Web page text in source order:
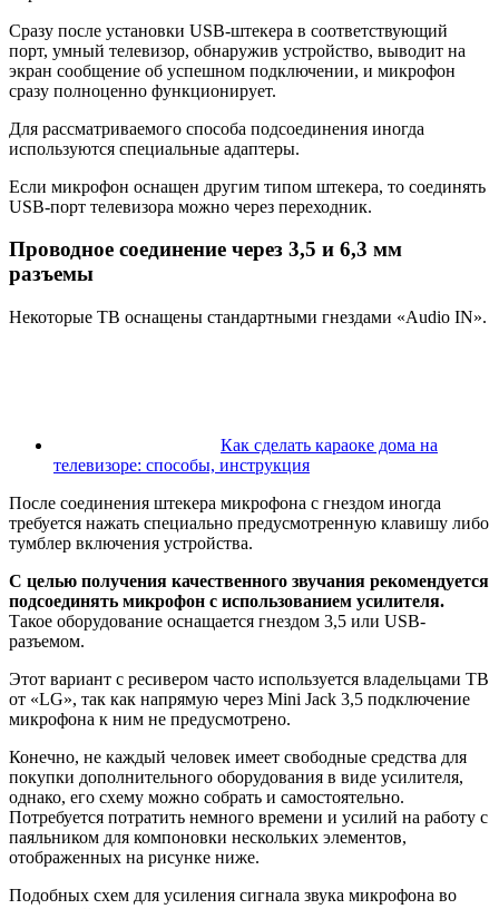
Сразу после установки USB-штекера в соответствующий
порт, умный телевизор, обнаружив устройство, выводит на
экран сообщение об успешном подключении, и микрофон
сразу полноценно функционирует.
Для рассматриваемого способа подсоединения иногда
используются специальные адаптеры.
Если микрофон оснащен другим типом штекера, то соединять
USB-порт телевизора можно через переходник.
Проводное соединение через 3,5 и 6,3 мм
разъемы
Некоторые ТВ оснащены стандартными гнездами «Audio IN».
Как сделать караоке дома на
телевизоре: способы, инструкция
После соединения штекера микрофона с гнездом иногда
требуется нажать специально предусмотренную клавишу либо
тумблер включения устройства.
С целью получения качественного звучания рекомендуется
подсоединять микрофон с использованием усилителя.
Такое оборудование оснащается гнездом 3,5 или USB-
разъемом.
Этот вариант с ресивером часто используется владельцами ТВ
от «LG», так как напрямую через Mini Jack 3,5 подключение
микрофона к ним не предусмотрено.
Конечно, не каждый человек имеет свободные средства для
покупки дополнительного оборудования в виде усилителя,
однако, его схему можно собрать и самостоятельно.
Потребуется потратить немного времени и усилий на работу с
паяльником для компоновки нескольких элементов,
отображенных на рисунке ниже.
Подобных схем для усиления сигнала звука микрофона во